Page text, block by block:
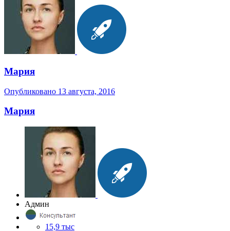
Мария
Опубликовано 13 августа, 2016
Мария
Админ
15,9 тыс